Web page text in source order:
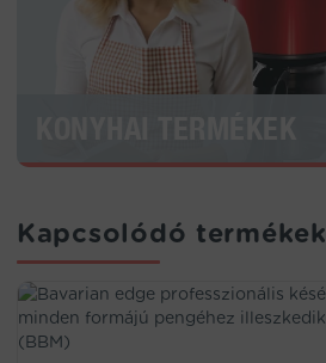
Kapcsolódó termékek